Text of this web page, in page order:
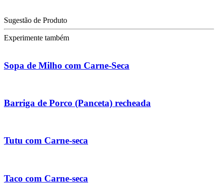
Sugestão de Produto
Experimente também
Sopa de Milho com Carne-Seca
Barriga de Porco (Panceta) recheada
Tutu com Carne-seca
Taco com Carne-seca